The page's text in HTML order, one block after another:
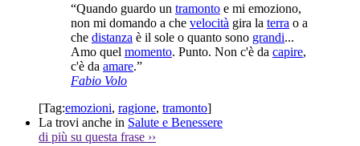
“Quando guardo un tramonto e mi emoziono,
non mi domando a che velocità gira la terra o a
che distanza è il sole o quanto sono grandi...
Amo quel momento. Punto. Non c'è da capire,
c'è da amare.”
Fabio Volo
[Tag:emozioni, ragione, tramonto]
La trovi anche in Salute e Benessere
di più su questa frase ››